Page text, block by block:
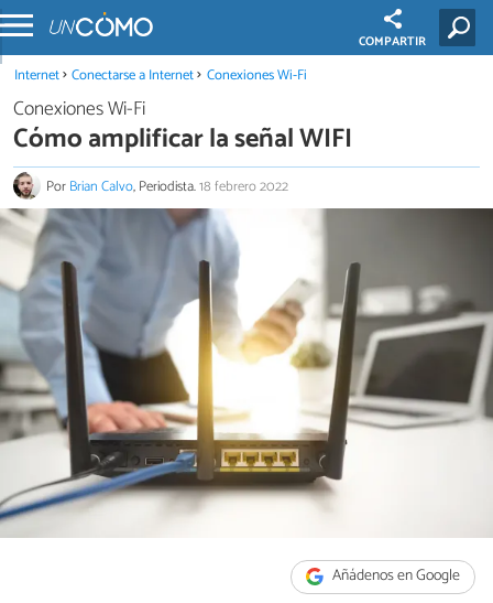
COMPARTIR
Internet Conectarse a Internet Conexiones Wi-Fi
Conexiones Wi-Fi
Cómo amplificar la señal WIFI
PorBrian Calvo, Periodista.18 febrero 2022
Añádenos en Google